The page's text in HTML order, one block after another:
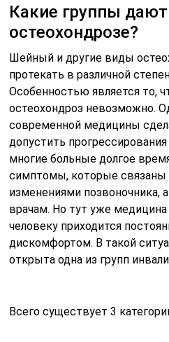
Какие группы
остеохондрозе?
Шейный и другие виды
протекать в различной
Особенностью является то,
остеохондроз невозможно.
современной медицины
допустить
многие больные долгое
симптомы, которые
изменениями позвоночника,
врачам. Но тут уже медицина
человеку приходится
дискомфортом. В такой
открыта одна из групп
Всего существует 3